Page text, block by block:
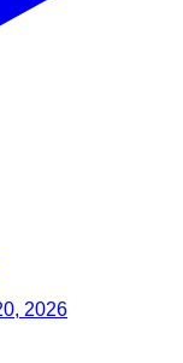
2026